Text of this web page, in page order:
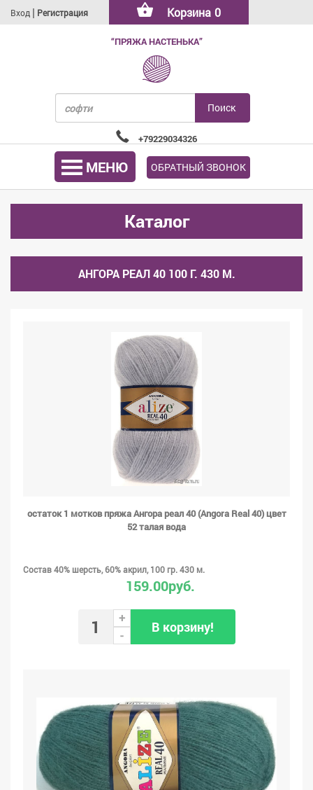
Вход | Регистрация Корзина 0
“ПРЯЖА НАСТЕНЬКА”
+79229034326
МЕНЮ ОБРАТНЫЙ ЗВОНОК
Каталог
АНГОРА РЕАЛ 40 100 Г. 430 М.
остаток 1 мотков пряжа Ангора реал 40 (Angora Real 40) цвет
52 талая вода
Состав 40% шерсть, 60% акрил, 100 гр. 430 м.
159.00руб.
+
-
В корзину!